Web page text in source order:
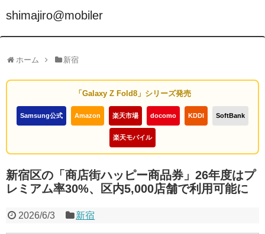
shimajiro@mobiler
ホーム 新宿
「Galaxy Z Fold8」シリーズ発売
Samsung公式 Amazon 楽天市場 docomo KDDI SoftBank
楽天モバイル
新宿区の「商店街ハッピー商品券」26年度はプ
レミアム率30%、区内5,000店舗で利用可能に
2026/6/3 新宿